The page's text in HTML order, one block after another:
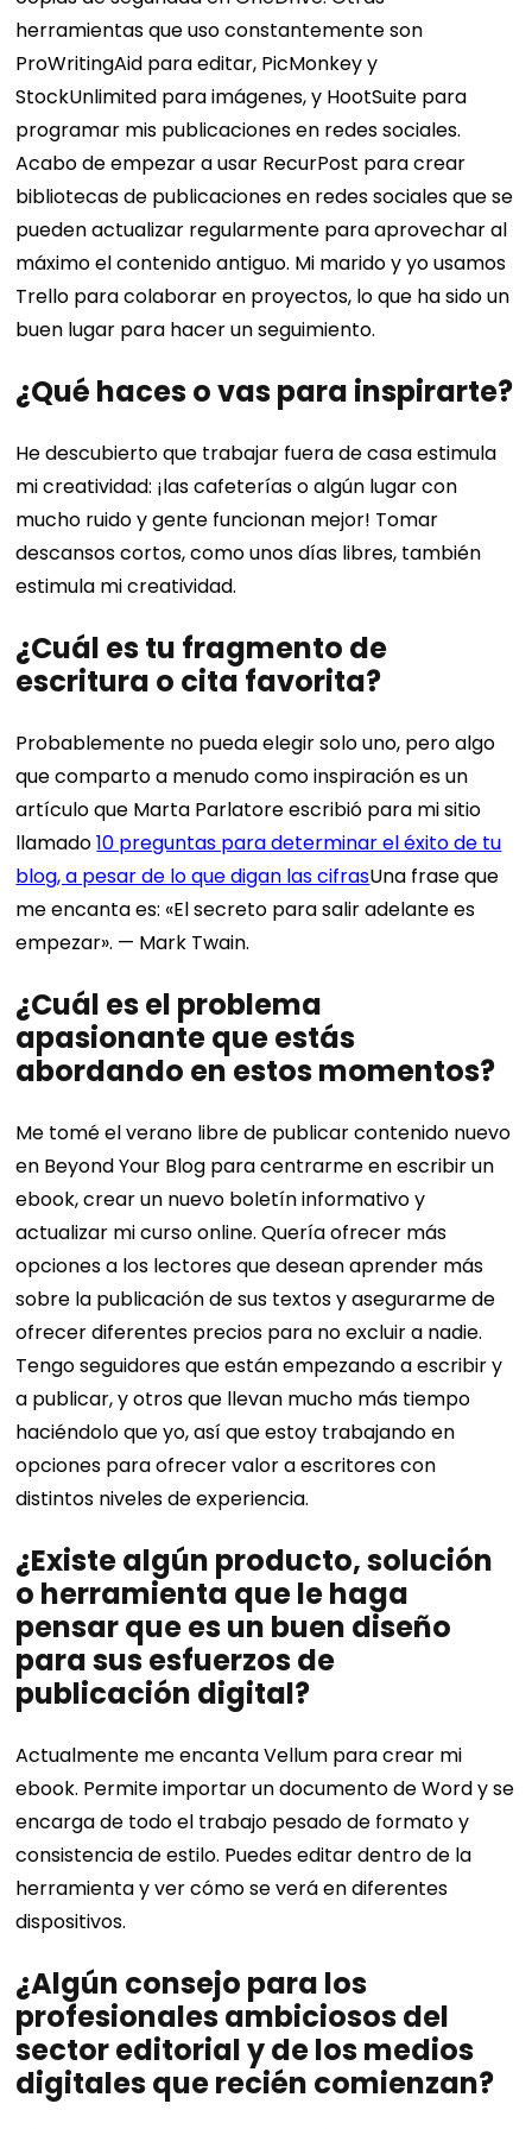
herramientas que uso constantemente son
ProWritingAid para editar, PicMonkey y
StockUnlimited para imágenes, y HootSuite para
programar mis publicaciones en redes sociales.
Acabo de empezar a usar RecurPost para crear
bibliotecas de publicaciones en redes sociales que se
pueden actualizar regularmente para aprovechar al
máximo el contenido antiguo. Mi marido y yo usamos
Trello para colaborar en proyectos, lo que ha sido un
buen lugar para hacer un seguimiento.
¿Qué haces o vas para inspirarte?
He descubierto que trabajar fuera de casa estimula
mi creatividad: ¡las cafeterías o algún lugar con
mucho ruido y gente funcionan mejor! Tomar
descansos cortos, como unos días libres, también
estimula mi creatividad.
¿Cuál es tu fragmento de
escritura o cita favorita?
Probablemente no pueda elegir solo uno, pero algo
que comparto a menudo como inspiración es un
artículo que Marta Parlatore escribió para mi sitio
llamado10 preguntas para determinar el éxito de tu
blog, a pesar de lo que digan las cifrasUna frase que
me encanta es: «El secreto para salir adelante es
empezar». — Mark Twain.
¿Cuál es el problema
apasionante que estás
abordando en estos momentos?
Me tomé el verano libre de publicar contenido nuevo
en Beyond Your Blog para centrarme en escribir un
ebook, crear un nuevo boletín informativo y
actualizar mi curso online. Quería ofrecer más
opciones a los lectores que desean aprender más
sobre la publicación de sus textos y asegurarme de
ofrecer diferentes precios para no excluir a nadie.
Tengo seguidores que están empezando a escribir y
a publicar, y otros que llevan mucho más tiempo
haciéndolo que yo, así que estoy trabajando en
opciones para ofrecer valor a escritores con
distintos niveles de experiencia.
¿Existe algún producto, solución
o herramienta que le haga
pensar que es un buen diseño
para sus esfuerzos de
publicación digital?
Actualmente me encanta Vellum para crear mi
ebook. Permite importar un documento de Word y se
encarga de todo el trabajo pesado de formato y
consistencia de estilo. Puedes editar dentro de la
herramienta y ver cómo se verá en diferentes
dispositivos.
¿Algún consejo para los
profesionales ambiciosos del
sector editorial y de los medios
digitales que recién comienzan?